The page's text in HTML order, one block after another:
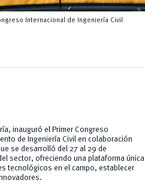
Internacional de Ingeniería Civil
inauguró el Primer Congreso
de Ingeniería Civil en colaboración
se desarrolló del 27 al 29 de
sector, ofreciendo una plataforma única
tecnológicos en el campo, establecer